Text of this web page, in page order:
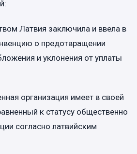
Латвия заключила и ввела в
о предотвращении
и уклонения от уплаты
организация имеет в своей
к статусу общественно
согласно латвийским